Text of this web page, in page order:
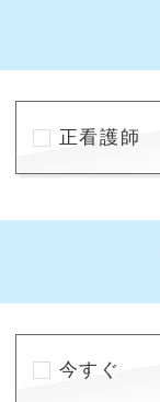
正看護師
今すぐ